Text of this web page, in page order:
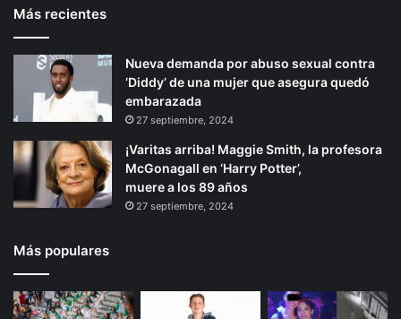
Más recientes
Nueva demanda por abuso sexual contra
‘Diddy’ de una mujer que asegura quedó
embarazada
27 septiembre, 2024
¡Varitas arriba! Maggie Smith, la profesora
McGonagall en ‘Harry Potter’,
muere a los 89 años
27 septiembre, 2024
Más populares